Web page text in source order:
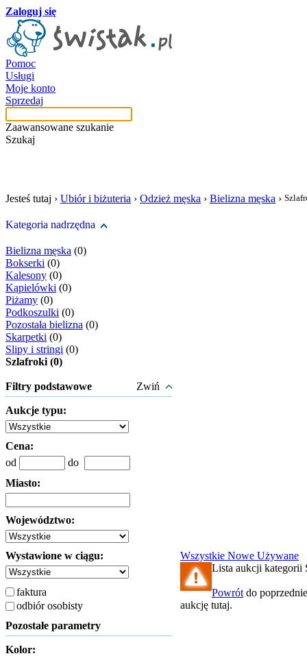
Zaloguj się
Pomoc
Usługi
Moje konto
Sprzedaj
Zaawansowane szukanie
Szukaj
Jesteś tutaj › Ubiór i biżuteria › Odzież męska › Bielizna męska ›
Kategoria nadrzędna
Bielizna męska (0)
Bokserki (0)
Kalesony (0)
Kąpielówki (0)
Piżamy (0)
Podkoszulki (0)
Pozostała bielizna (0)
Skarpetki (0)
Slipy i stringi (0)
Szlafroki (0)
Filtry podstawowe Zwiń
Aukcje typu:
Cena:
od
do
Miasto:
Województwo:
Wystawione w ciągu:
faktura
odbiór osobisty
Pozostałe parametry
Kolor:
Wszystkie Nowe Używane
Lista aukcji kategorii
Powrót do
aukcję tutaj.